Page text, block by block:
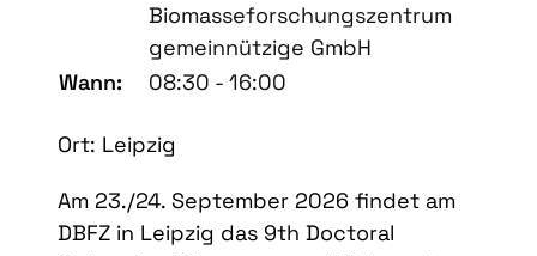
Biomasseforschungszentrum
gemeinnützige GmbH
Wann:
08:30 - 16:00
Ort: Leipzig
Am 23./24. September 2026 findet am
DBFZ in Leipzig das 9th Doctoral